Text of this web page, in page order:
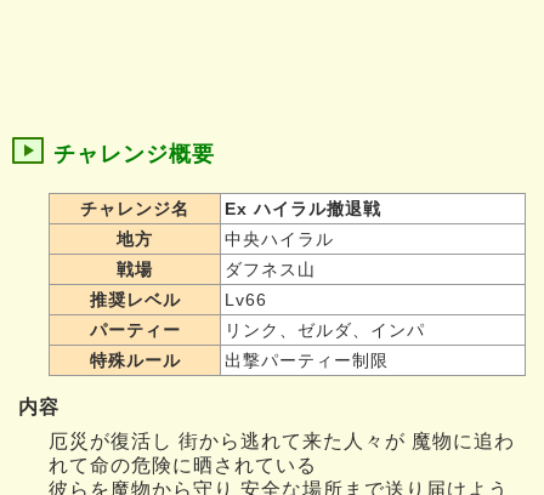
チャレンジ概要
チャレンジ名
Ex ハイラル撤退戦
地方
中央ハイラル
戦場
ダフネス山
推奨レベル
Lv66
パーティー
リンク、ゼルダ、インパ
特殊ルール
出撃パーティー制限
内容
厄災が復活し 街から逃れて来た人々が 魔物に追わ
れて命の危険に晒されている
彼らを魔物から守り 安全な場所まで送り届けよう